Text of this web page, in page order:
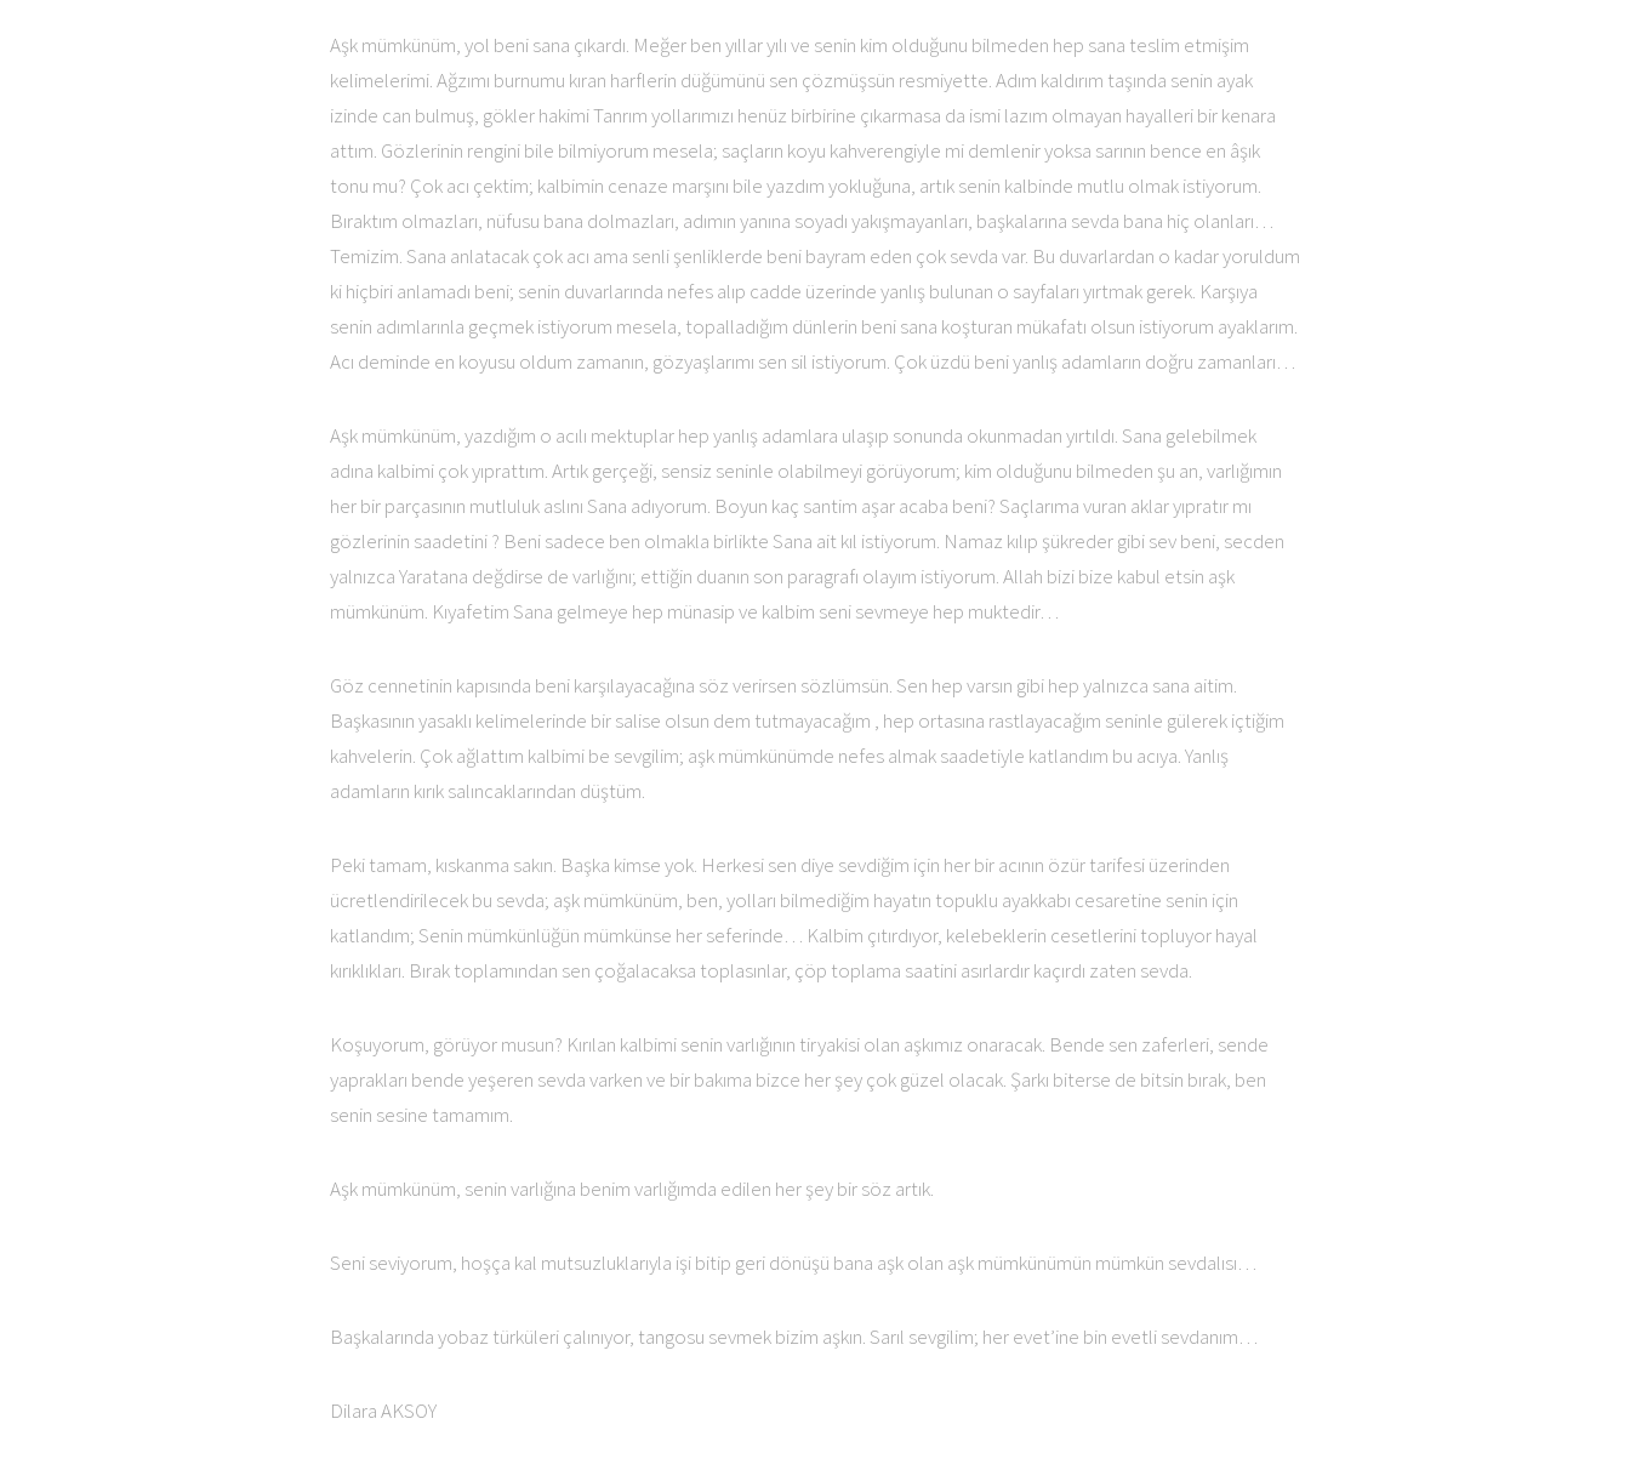
Aşk mümkünüm, yol beni sana çıkardı. Meğer ben yıllar yılı ve senin kim olduğunu bilmeden hep sana teslim etmişim
kelimelerimi. Ağzımı burnumu kıran harflerin düğümünü sen çözmüşsün resmiyette. Adım kaldırım taşında senin ayak
izinde can bulmuş, gökler hakimi Tanrım yollarımızı henüz birbirine çıkarmasa da ismi lazım olmayan hayalleri bir kenara
attım. Gözlerinin rengini bile bilmiyorum mesela; saçların koyu kahverengiyle mi demlenir yoksa sarının bence en âşık
tonu mu? Çok acı çektim; kalbimin cenaze marşını bile yazdım yokluğuna, artık senin kalbinde mutlu olmak istiyorum.
Bıraktım olmazları, nüfusu bana dolmazları, adımın yanına soyadı yakışmayanları, başkalarına sevda bana hiç olanları…
Temizim. Sana anlatacak çok acı ama senli şenliklerde beni bayram eden çok sevda var. Bu duvarlardan o kadar yoruldum
ki hiçbiri anlamadı beni; senin duvarlarında nefes alıp cadde üzerinde yanlış bulunan o sayfaları yırtmak gerek. Karşıya
senin adımlarınla geçmek istiyorum mesela, topalladığım dünlerin beni sana koşturan mükafatı olsun istiyorum ayaklarım.
Acı deminde en koyusu oldum zamanın, gözyaşlarımı sen sil istiyorum. Çok üzdü beni yanlış adamların doğru zamanları…
Aşk mümkünüm, yazdığım o acılı mektuplar hep yanlış adamlara ulaşıp sonunda okunmadan yırtıldı. Sana gelebilmek
adına kalbimi çok yıprattım. Artık gerçeği, sensiz seninle olabilmeyi görüyorum; kim olduğunu bilmeden şu an, varlığımın
her bir parçasının mutluluk aslını Sana adıyorum. Boyun kaç santim aşar acaba beni? Saçlarıma vuran aklar yıpratır mı
gözlerinin saadetini ? Beni sadece ben olmakla birlikte Sana ait kıl istiyorum. Namaz kılıp şükreder gibi sev beni, secden
yalnızca Yaratana değdirse de varlığını; ettiğin duanın son paragrafı olayım istiyorum. Allah bizi bize kabul etsin aşk
mümkünüm. Kıyafetim Sana gelmeye hep münasip ve kalbim seni sevmeye hep muktedir…
Göz cennetinin kapısında beni karşılayacağına söz verirsen sözlümsün. Sen hep varsın gibi hep yalnızca sana aitim.
Başkasının yasaklı kelimelerinde bir salise olsun dem tutmayacağım , hep ortasına rastlayacağım seninle gülerek içtiğim
kahvelerin. Çok ağlattım kalbimi be sevgilim; aşk mümkünümde nefes almak saadetiyle katlandım bu acıya. Yanlış
adamların kırık salıncaklarından düştüm.
Peki tamam, kıskanma sakın. Başka kimse yok. Herkesi sen diye sevdiğim için her bir acının özür tarifesi üzerinden
ücretlendirilecek bu sevda; aşk mümkünüm, ben, yolları bilmediğim hayatın topuklu ayakkabı cesaretine senin için
katlandım; Senin mümkünlüğün mümkünse her seferinde… Kalbim çıtırdıyor, kelebeklerin cesetlerini topluyor hayal
kırıklıkları. Bırak toplamından sen çoğalacaksa toplasınlar, çöp toplama saatini asırlardır kaçırdı zaten sevda.
Koşuyorum, görüyor musun? Kırılan kalbimi senin varlığının tiryakisi olan aşkımız onaracak. Bende sen zaferleri, sende
yaprakları bende yeşeren sevda varken ve bir bakıma bizce her şey çok güzel olacak. Şarkı biterse de bitsin bırak, ben
senin sesine tamamım.
Aşk mümkünüm, senin varlığına benim varlığımda edilen her şey bir söz artık.
Seni seviyorum, hoşça kal mutsuzluklarıyla işi bitip geri dönüşü bana aşk olan aşk mümkünümün mümkün sevdalısı…
Başkalarında yobaz türküleri çalınıyor, tangosu sevmek bizim aşkın. Sarıl sevgilim; her evet’ine bin evetli sevdanım…
Dilara AKSOY